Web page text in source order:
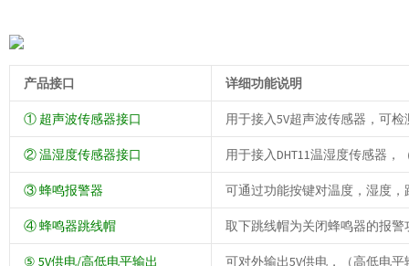
产品接口 详细功能说明
① 超声波传感器接口 用于接入5V超声波传感器，可
② 温湿度传感器接口 用于接入DHT11温湿度传感器
③ 蜂鸣报警器 可通过功能按键对温度，湿度
④ 蜂鸣器跳线帽 取下跳线帽为关闭蜂鸣器的报
⑤ 5V供电/高低电平输出 可对外输出5V供电，（高低电